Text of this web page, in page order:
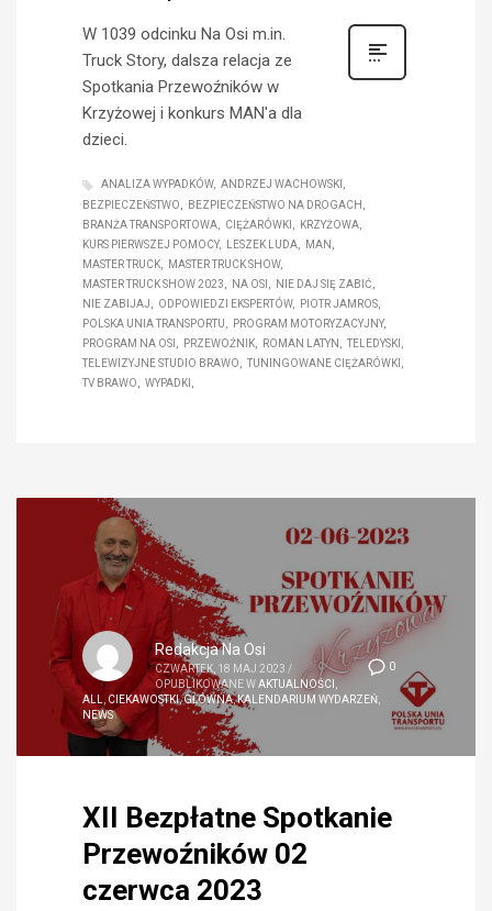
W 1039 odcinku Na Osi m.in.
Truck Story, dalsza relacja ze
Spotkania Przewoźników w
Krzyżowej i konkurs MAN'a dla
dzieci.
ANALIZA WYPADKÓW
ANDRZEJ WACHOWSKI
BEZPIECZEŃSTWO
BEZPIECZEŃSTWO NA DROGACH
BRANŻA TRANSPORTOWA
CIĘŻARÓWKI
KRZYŻOWA
KURS PIERWSZEJ POMOCY
LESZEK LUDA
MAN
MASTER TRUCK
MASTER TRUCK SHOW
MASTER TRUCK SHOW 2023
NA OSI
NIE DAJ SIĘ ZABIĆ
NIE ZABIJAJ
ODPOWIEDZI EKSPERTÓW
PIOTR JAMROS
POLSKA UNIA TRANSPORTU
PROGRAM MOTORYZACYJNY
PROGRAM NA OSI
PRZEWOŹNIK ROMAN LATYN
TELEDYSKI
TELEWIZYJNE STUDIO BRAWO
TUNINGOWANE CIĘŻARÓWKI
TV BRAWO
WYPADKI
0
Redakcja Na Osi
CZWARTEK, 18 MAJ 2023 /
OPUBLIKOWANE WAKTUALNOŚCI ,
ALL, CIEKAWOSTKI,GŁÓWNA,KALENDARIUM WYDARZEŃ,
NEWS
XII Bezpłatne Spotkanie
Przewoźników 02
czerwca 2023